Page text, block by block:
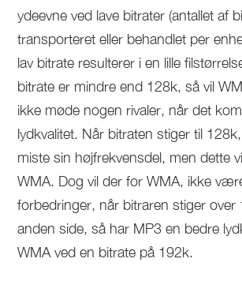
ydeevne ved lave bitrater (antallet af
transporteret eller behandlet per
lav bitrate resulterer i en lille
bitrate er mindre end 128k, så vil
ikke møde nogen rivaler, når det
lydkvalitet. Når bitraten stiger til
miste sin højfrekvensdel, men dette
WMA. Dog vil der for WMA, ikke
forbedringer, når bitraren stiger over
anden side, så har MP3 en bedre
WMA ved en bitrate på 192k.